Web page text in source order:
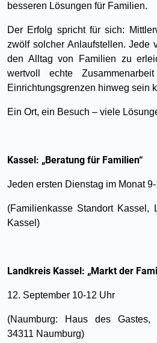
besseren Lösungen für Familien.
Der Erfolg spricht für sich:
zwölf solcher Anlaufstellen. Jede
den Alltag von Familien zu
wertvoll echte
Einrichtungsgrenzen hinweg sein
Ein Ort, ein Besuch – viele
Kassel: „Beratung für Familien“
Jeden ersten Dienstag im Monat
(Familienkasse Standort Kassel,
Kassel)
Landkreis Kassel: „Markt der
12. September 10-12 Uhr
(Naumburg: Haus des Gastes,
34311 Naumburg)